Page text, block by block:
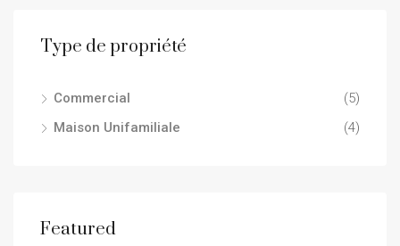
Type de propriété
Commercial
(5)
Maison Unifamiliale
(4)
Featured